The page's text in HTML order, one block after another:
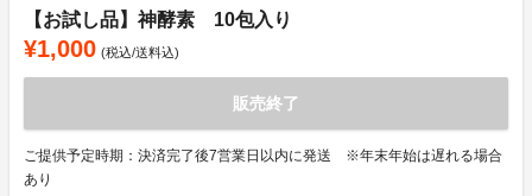
【お試し品】神酵素 10包入り
¥1,000 (税込/送料込)
販売終了
ご提供予定時期：決済完了後7営業日以内に発送 ※年末年始は遅れる場合
あり